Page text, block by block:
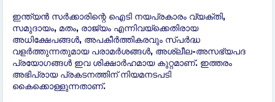
ഇന്ത്യന്‍ സർക്കാരിന്റെ ഐടി നയപ്രകാരം വ്യക്തി,
സമുദായം, മതം, രാജ്യം എന്നിവയ്ക്കെതിരായ
അധിക്ഷേപങ്ങൾ, അപകീർത്തികരവും സ്പർദ്ധ
വളർത്തുന്നതുമായ പരാമർശങ്ങൾ, അശ്ലീല-അസഭ്യപദ
പ്രയോഗങ്ങൾ ഇവ ശിക്ഷാർഹമായ കുറ്റമാണ്. ഇത്തരം
അഭിപ്രായ പ്രകടനത്തിന് നിയമനടപടി
കൈക്കൊള്ളുന്നതാണ്.